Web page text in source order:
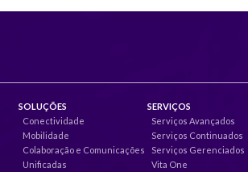
SOLUÇÕES
Conectividade
Mobilidade
Colaboração e Comunicações
Unificadas
SERVIÇOS
Serviços Avançados
Serviços Continuados
Serviços Gerenciados
Vita One